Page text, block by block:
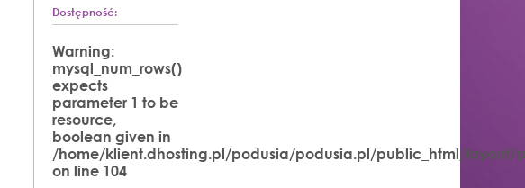
Dostępność:
Warning:
mysql_num_rows()
expects
parameter 1 to be
resource,
boolean given in
/home/klient.dhosting.pl/podusia/podusia.pl/public_html/layout/
on line 104